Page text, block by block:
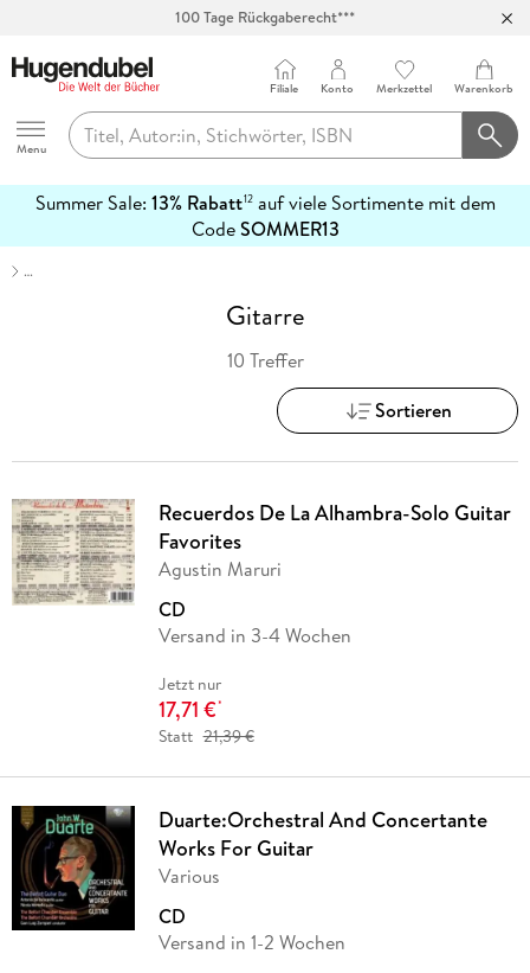
100 Tage Rückgaberecht***
Hugendubel
Menu
Filiale Konto Merkzettel Warenkorb
Summer Sale: 13% Rabatt12auf viele Sortimente mit dem
CodeSOMMER13
erfahren
…
Gitarre
10 Treffer
Sortieren
Recuerdos De La Alhambra-Solo Guitar
Favorites
Agustin Maruri
CD
Versand in 3-4 Wochen
Jetzt nur
17,71 €*
Statt 21,39 €
Duarte:Orchestral And Concertante
Works For Guitar
Various
CD
Versand in 1-2 Wochen